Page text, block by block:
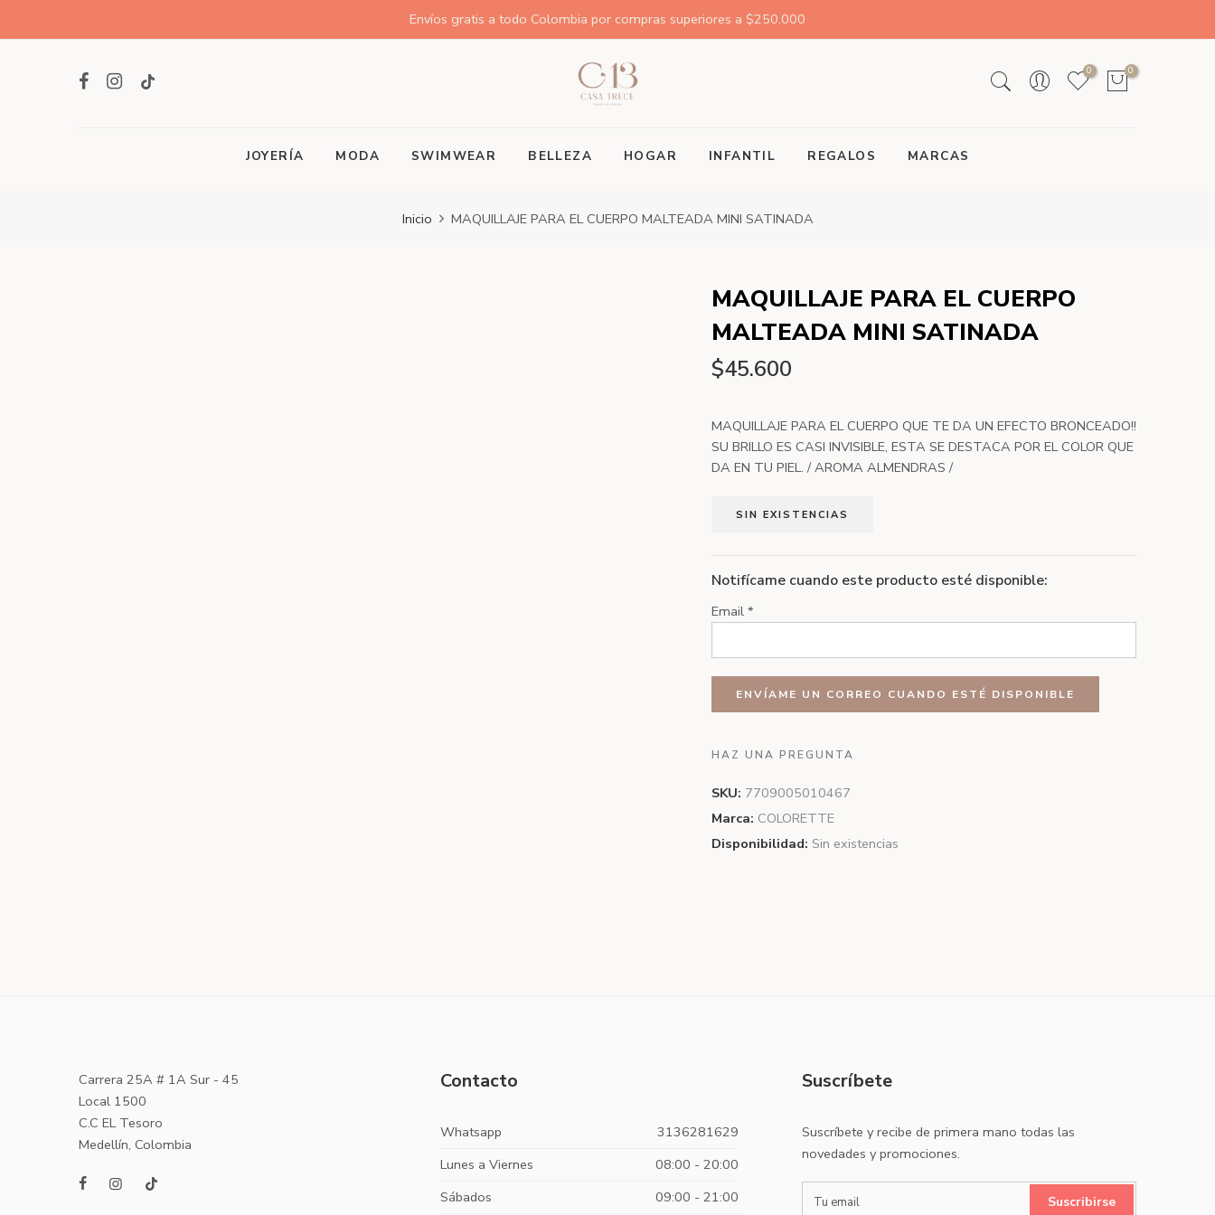
Envíos gratis a todo Colombia por compras superiores a $250.000
0 0
JOYERÍA MODA SWIMWEAR BELLEZA HOGAR INFANTIL REGALOS MARCAS
Inicio MAQUILLAJE PARA EL CUERPO MALTEADA MINI SATINADA
MAQUILLAJE PARA EL CUERPO
MALTEADA MINI SATINADA
$45.600
MAQUILLAJE PARA EL CUERPO QUE TE DA UN EFECTO BRONCEADO!!
SU BRILLO ES CASI INVISIBLE, ESTA SE DESTACA POR EL COLOR QUE
DA EN TU PIEL. / AROMA ALMENDRAS /
SIN EXISTENCIAS
Notifícame cuando este producto esté disponible:
Email *
HAZ UNA PREGUNTA
SKU: 7709005010467
Marca: COLORETTE
Disponibilidad: Sin existencias
Carrera 25A # 1A Sur - 45
Local 1500
C.C EL Tesoro
Medellín, Colombia
Contacto
Whatsapp
3136281629
Lunes a Viernes
08:00 - 20:00
Sábados
09:00 - 21:00
Suscríbete
Suscríbete y recibe de primera mano todas las
novedades y promociones.
Suscribirse